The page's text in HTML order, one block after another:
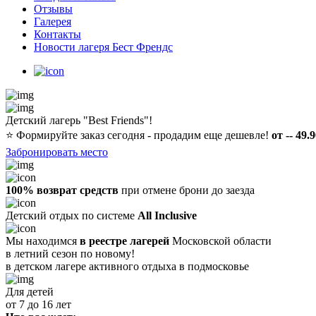
Отзывы
Галерея
Контакты
Новости лагеря Бест Френдс
Детский лагерь "Best Friends"!
⭐️ Формируйте заказ сегодня - продадим еще дешевле! от --
Забронировать место
100% возврат средств при отмене брони до заезда
Детский отдых по системе All Inclusive
Мы находимся в реестре лагерей Московской области
в летний сезон по новому!
в детском лагере активного отдыха в подмосковье
Для детей
от 7 до 16 лет